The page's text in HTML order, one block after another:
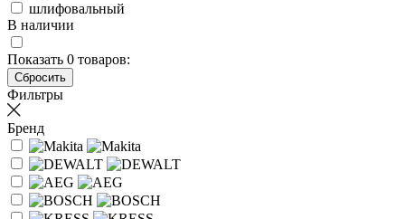
шлифовальный
В наличии
Показать 0 товаров:
Фильтры
Бренд